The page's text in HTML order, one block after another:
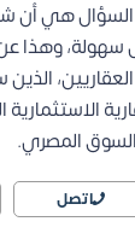
السؤال هي
سهولة، وهذا
العقاريين،
الاستثمارية
السوق المصري.
اتصل